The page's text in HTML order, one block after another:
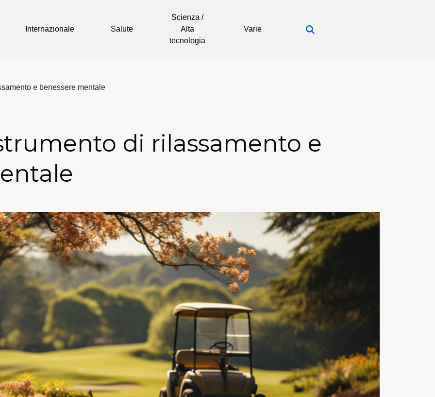
Internazionale Salute
Scienza /
Alta
tecnologia
Varie
e benessere mentale
di rilassamento e